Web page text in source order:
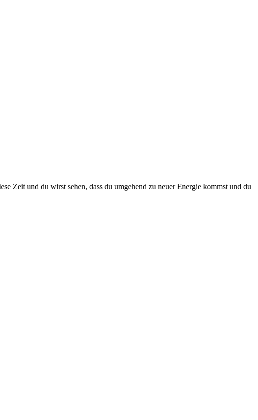
Zeit und du wirst sehen, dass du umgehend zu neuer Energie kommst und du